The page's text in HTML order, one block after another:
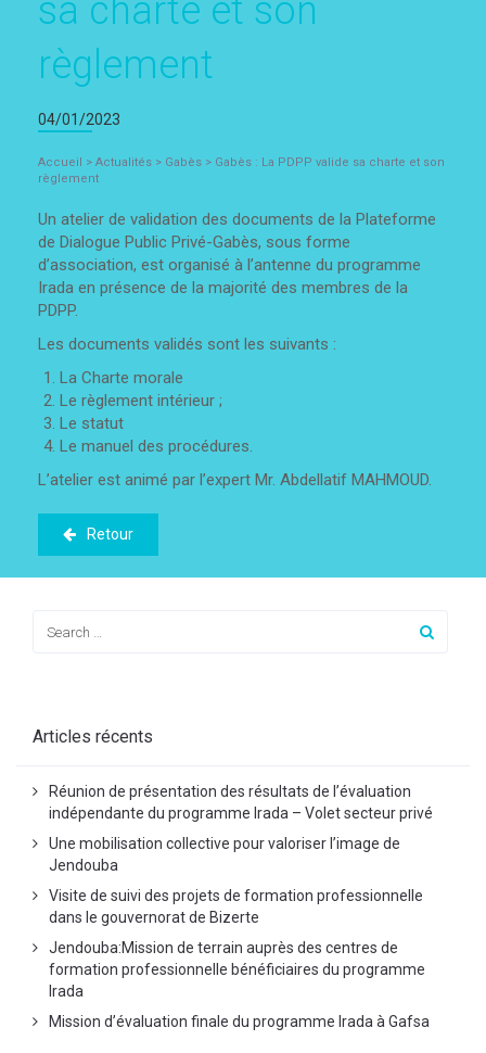
sa charte et son
règlement
04/01/2023
Accueil > Actualités > Gabès > Gabès : La PDPP valide sa charte et son
règlement
Un atelier de validation des documents de la Plateforme
de Dialogue Public Privé-Gabès, sous forme
d’association, est organisé à l’antenne du programme
Irada en présence de la majorité des membres de la
PDPP.
Les documents validés sont les suivants :
La Charte morale
Le règlement intérieur ;
Le statut
Le manuel des procédures.
L’atelier est animé par l’expert Mr. Abdellatif MAHMOUD.
Retour
Articles récents
Réunion de présentation des résultats de l’évaluation
indépendante du programme Irada – Volet secteur privé
Une mobilisation collective pour valoriser l’image de
Jendouba
Visite de suivi des projets de formation professionnelle
dans le gouvernorat de Bizerte
Jendouba:Mission de terrain auprès des centres de
formation professionnelle bénéficiaires du programme
Irada
Mission d’évaluation finale du programme Irada à Gafsa